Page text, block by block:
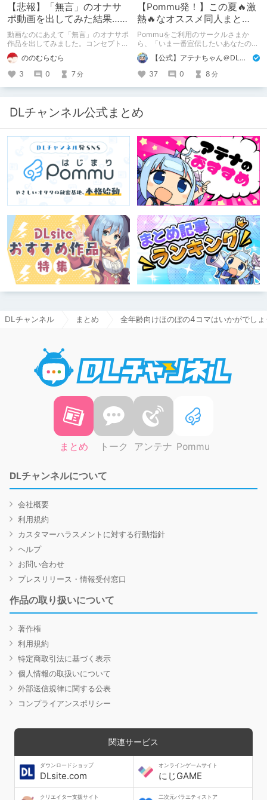
【悲報】「無言」のオナサ
ポ動画を出してみた結果……
動画なのにあえて「無言」のオナサポ
作品を出してみました。コンセプト通
りのものは作れたのですが、肝心の売
上がね……
ののむらむら
3
0 7分
【Pommu発！】この夏🔥激
熱🔥なオススメ同人まと
め！ その1
Pommuをご利用のサークルさまか
ら、「いま一番宣伝したいあなたの
DLsite作品」を募りました！ この夏
🔥激熱🔥な作品ばかり！あなたがまだ
出会っていない、運命の作品が見つか
るかも！
【公式】アテナちゃん＠DLチャンネル
37
0 8 分
DLチャンネル公式まとめ
DLチャンネル まとめ 全年齢向けほのぼの4コマはいかがでし
まとめ トーク アンテナ Pommu
DLチャンネルについて
会社概要
利用規約
カスタマーハラスメントに対する行動指針
ヘルプ
お問い合わせ
プレスリリース・情報受付窓口
作品の取り扱いについて
著作権
利用規約
特定商取引法に基づく表示
個人情報の取扱いについて
外部送信規律に関する公表
コンプライアンスポリシー
関連サービス
ダウンロードショップ
DLsite.com
オンラインゲームサイト
にじGAME
クリエイター支援サイト 二次元バラエティストア